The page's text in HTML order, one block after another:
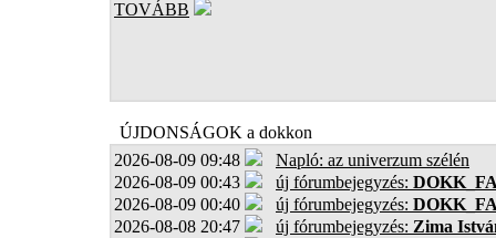
TOVÁBB
ÚJDONSÁGOK a dokkon
2026-08-09 09:48
Napló: az univerzum szélén
2026-08-09 00:43
új fórumbejegyzés:
2026-08-09 00:40
új fórumbejegyzés:
2026-08-08 20:47
új fórumbejegyzés: Zima